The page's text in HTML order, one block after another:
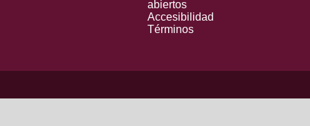
abiertos
Accesibilidad
Términos